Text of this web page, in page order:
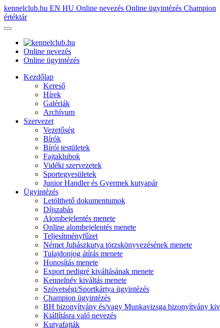
kennelclub.hu EN HU Online nevezés Online ügyintézés Champion
értéktár
Online nevezés
Online ügyintézés
Kezdőlap
Kereső
Hírek
Galériák
Archívum
Szervezet
Vezetőség
Bírók
Bírói testületek
Fajtaklubok
Vidéki szervezetek
Sportegyesületek
Junior Handler és Gyermek kutyapár
Ügyintézés
Letölthető dokumentumok
Díjszabás
Alombejelentés menete
Online alombejelentés menete
Teljesítményfűzet
Német Juhászkutya törzskönyvezésének menete
Tulajdonjog átírás menete
Honosítás menete
Export pedigré kiváltásának menete
Kennelnév kiváltás menete
Szövetségi/Sportkártya ügyintézés
Champion ügyintézés
BH bizonyítvány és/vagy Munkavizsga bizonyítvány
Kiállításra való nevezés
Kutyafajták